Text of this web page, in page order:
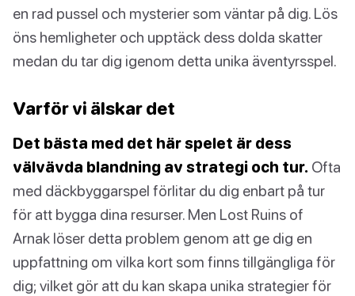
en rad pussel och mysterier som väntar på dig. Lös
öns hemligheter och upptäck dess dolda skatter
medan du tar dig igenom detta unika äventyrsspel.
Varför vi älskar det
Det bästa med det här spelet är dess
välvävda blandning av strategi och tur. Ofta
med däckbyggarspel förlitar du dig enbart på tur
för att bygga dina resurser. Men Lost Ruins of
Arnak löser detta problem genom att ge dig en
uppfattning om vilka kort som finns tillgängliga för
dig; vilket gör att du kan skapa unika strategier för